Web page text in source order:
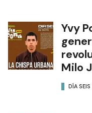
Yvy
Milo
DÍA SEIS